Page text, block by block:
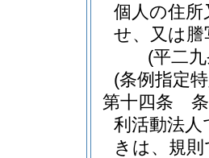
個人の住
せ、又は
(平二
(条例指定
第十四条
利活動法
きは、規